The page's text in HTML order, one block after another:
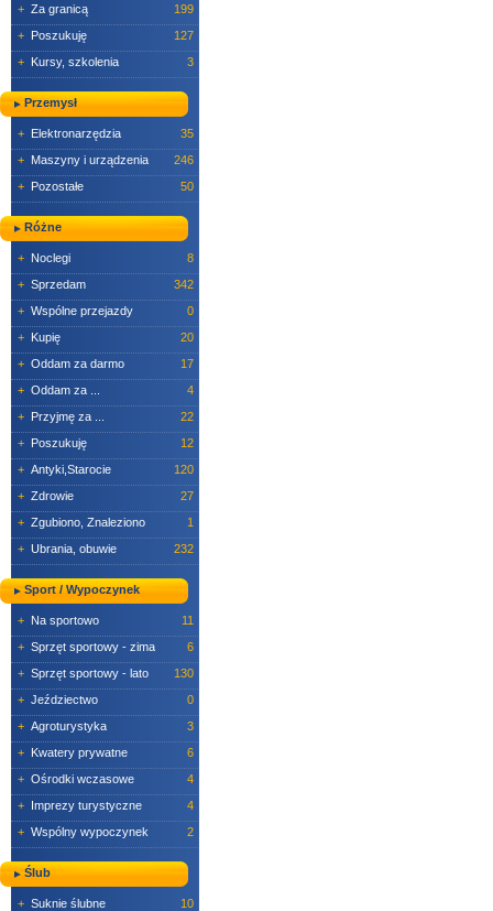
+ Za granicą
199
+ Poszukuję
127
+ Kursy, szkolenia 3
Przemysł
+ Elektronarzędzia
35
+ Maszyny i urządzenia
246
+ Pozostałe 50
Różne
+ Noclegi
8
+ Sprzedam
342
+ Wspólne przejazdy
0
+ Kupię
20
+ Oddam za darmo
17
+ Oddam za ...
4
+ Przyjmę za ...
22
+ Poszukuję
12
+ Antyki,Starocie
120
+ Zdrowie
27
+ Zgubiono, Znaleziono
1
+ Ubrania, obuwie 232
Sport / Wypoczynek
+ Na sportowo
11
+ Sprzęt sportowy - zima
6
+ Sprzęt sportowy - lato
130
+ Jeździectwo
0
+ Agroturystyka
3
+ Kwatery prywatne
6
+ Ośrodki wczasowe
4
+ Imprezy turystyczne
4
+ Wspólny wypoczynek 2
Ślub
+ Suknie ślubne
10